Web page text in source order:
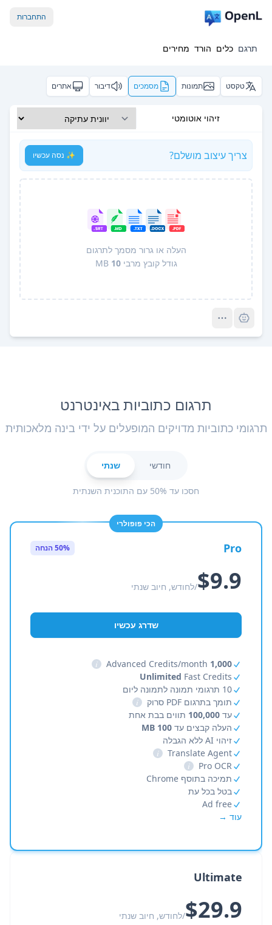
התחברות
תרגם כלים הורד מחירים
טקסט תמונות מסמכים דיבור אתרים
זיהוי אוטומטי
צריך עיצוב מושלם? ✨ נסה עכשיו
העלה או גרור מסמך לתרגום
גודל קובץ מרבי10
MB
תרגום כתוביות באינטרנט
תרגומי כתוביות מדויקים המופעלים על ידי בינה מלאכותית
חודשי שנתי
חסכו עד 50% עם התוכנית השנתית
הכי פופולרי
Pro 50% הנחה
$9.9/לחודש, חיוב שנתי
שדרג עכשיו
1,000
i
Unlimited Fast Credits
10 תרגומי תמונה לתמונה ליום
תומך בתרגום PDF סרוק
i
עד 100,000 תווים בבת אחת
העלה קבצים עד 100 MB
זיהוי AI ללא הגבלה
Translate Agent
i
Pro OCR
i
תמיכה בתוסף Chrome
בטל בכל עת
Ad free
עוד →
Ultimate
$29.9/לחודש, חיוב שנתי